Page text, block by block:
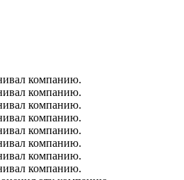
компанию.
компанию.
компанию.
компанию.
компанию.
компанию.
компанию.
компанию.